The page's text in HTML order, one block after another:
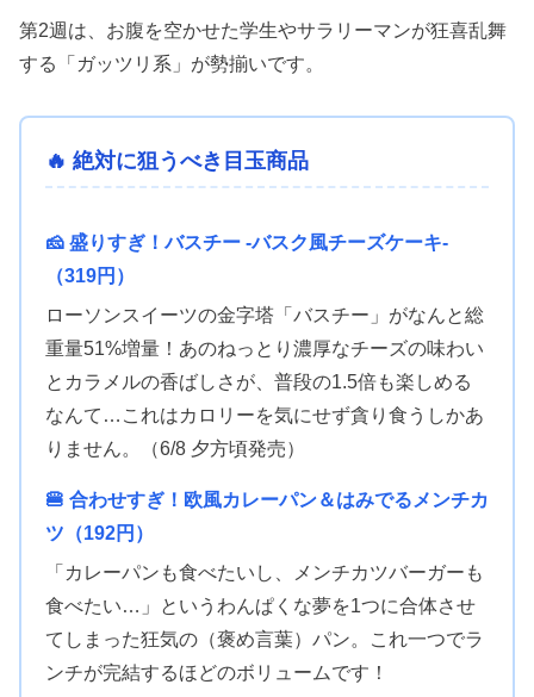
第2週は、お腹を空かせた学生やサラリーマンが狂喜乱舞
する「ガッツリ系」が勢揃いです。
🔥 絶対に狙うべき目玉商品
🧀 盛りすぎ！バスチー -バスク風チーズケーキ-
（319円）
ローソンスイーツの金字塔「バスチー」がなんと総
重量51%増量！あのねっとり濃厚なチーズの味わい
とカラメルの香ばしさが、普段の1.5倍も楽しめる
なんて…これはカロリーを気にせず貪り食うしかあ
りません。（6/8 夕方頃発売）
🍔 合わせすぎ！欧風カレーパン＆はみでるメンチカ
ツ（192円）
「カレーパンも食べたいし、メンチカツバーガーも
食べたい…」というわんぱくな夢を1つに合体させ
てしまった狂気の（褒め言葉）パン。これ一つでラ
ンチが完結するほどのボリュームです！